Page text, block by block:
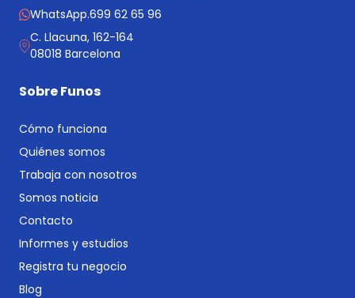
WhatsApp.699 62 65 96
C. Llacuna, 162-164
08018 Barcelona
Sobre Funos
Cómo funciona
Quiénes somos
Trabaja con nosotros
Somos noticia
Contacto
Informes y estudios
Registra tu negocio
Blog